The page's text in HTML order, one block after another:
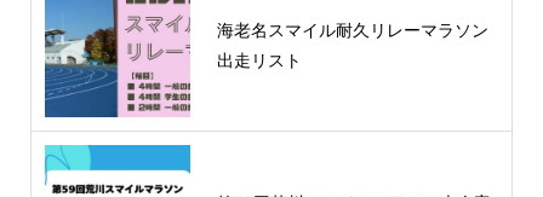
海老名スマイル耐久リレーマラソン
出走リスト